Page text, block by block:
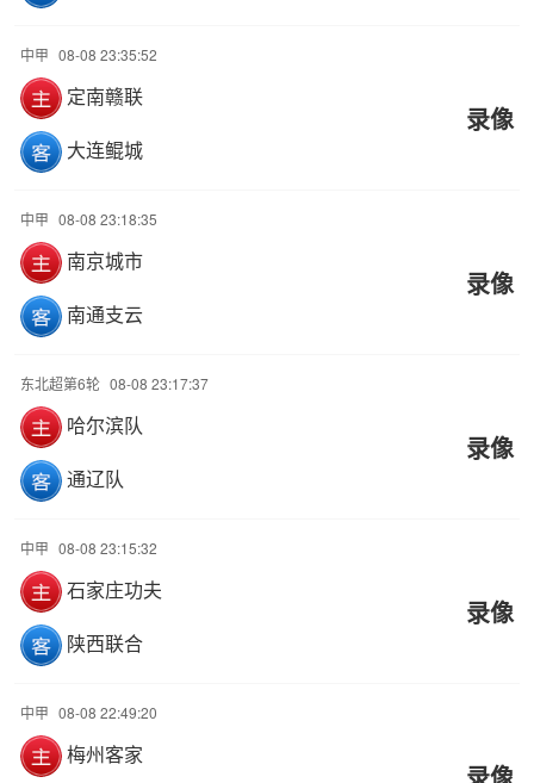
中甲 08-08 23:35:52
定南赣联
大连鲲城
录像
中甲 08-08 23:18:35
南京城市
南通支云
录像
东北超第6轮 08-08 23:17:37
哈尔滨队
通辽队
录像
中甲 08-08 23:15:32
石家庄功夫
陕西联合
录像
中甲 08-08 22:49:20
梅州客家